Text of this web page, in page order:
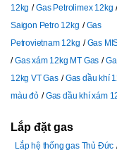
12kg
Gas Petrolimex 12kg
Saigon Petro 12kg
Gas
Petrovietnam 12kg
Gas
Gas xám 12kg MT Gas
12kg VT Gas
Gas dầu khí
màu đỏ
Gas dầu khí xám
Lắp đặt gas
Lắp hệ thống gas Thủ Đức